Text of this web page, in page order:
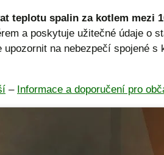
teplotu spalin za kotlem mezi
a poskytuje užitečné údaje o
na nebezpečí spojené
– Informace a doporučení pro